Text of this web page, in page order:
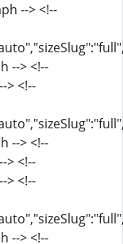
--> <!--
--> <!--
> <!--
--> <!--
> <!--
> <!--
--> <!--